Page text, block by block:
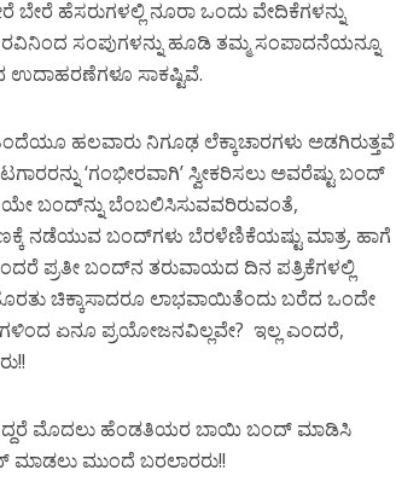
ಬೇರೆ ಹೆಸರುಗಳಲ್ಲಿ ನೂರಾ ಒಂದು ವೇದಿಕೆಗಳನ್ನು
ಸಂಪುಗಳನ್ನು ಹೂಡಿ ತಮ್ಮ ಸಂಪಾದನೆಯನ್ನೂ
ಉದಾಹರಣೆಗಳೂ ಸಾಕಷ್ಟಿವೆ.
ಹಲವಾರು ನಿಗೂಢ ಲೆಕ್ಕಾಚಾರಗಳು ಅಡಗಿರುತ್ತವೆ
‘ಗಂಭೀರವಾಗಿ’ ಸ್ವೀಕರಿಸಲು ಅವರೆಷ್ಟು ಬಂದ್
ಬಂದ್‌ನ್ನು ಬೆಂಬಲಿಸಿಸುವವರಿರುವಂತೆ,
ನಡೆಯುವ ಬಂದ್‌ಗಳು ಬೆರಳೆಣಿಕೆಯಷ್ಟು ಮಾತ್ರ. ಹಾಗೆ
ಪ್ರತೀ ಬಂದ್‌ನ ತರುವಾಯದ ದಿನ ಪತ್ರಿಕೆಗಳಲ್ಲಿ
ಚಿಕ್ಕಾಸಾದರೂ ಲಾಭವಾಯಿತೆಂದು ಬರೆದ ಒಂದೇ
ಏನೂ ಪ್ರಯೋಜನವಿಲ್ಲವೇ? ಇಲ್ಲ ಎಂದರೆ,
ಮೊದಲು ಹೆಂಡತಿಯರ ಬಾಯಿ ಬಂದ್ ಮಾಡಿಸಿ
ಮುಂದೆ ಬರಲಾರರು!!